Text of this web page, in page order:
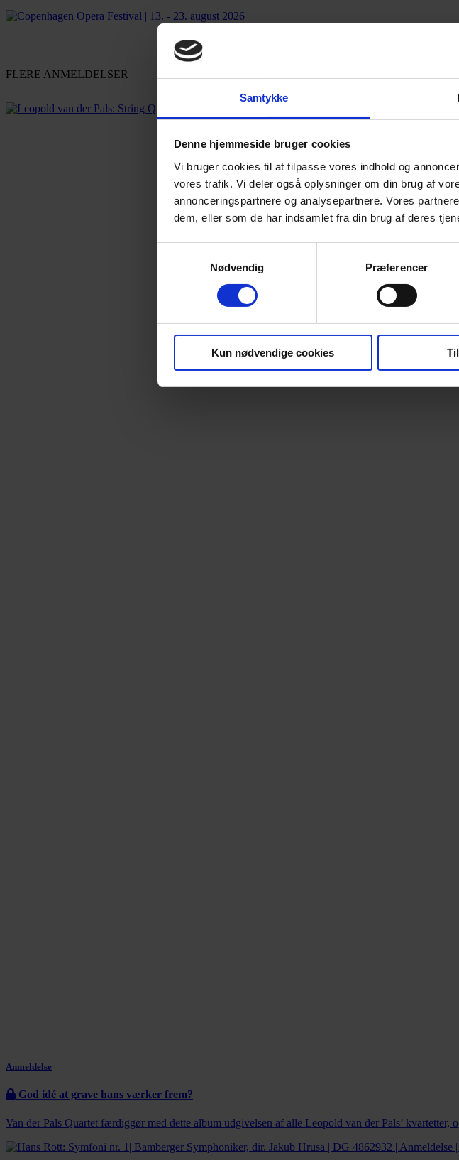
Samtykke
Denne hjemmeside bruger cookies
Vi bruger cookies til at tilpasse vores indhold og
vores trafik. Vi deler også oplysninger om din brug af
annonceringspartnere og analysepartnere. Vores
dem, eller som de har indsamlet fra din brug af deres
Nødvendig
Præferencer
Kun nødvendige cookies
FLERE ANMELDELSER
Anmeldelse
God idé at grave hans værker frem?
Van der Pals Quartet færdiggør med dette album udgivelsen af alle Leopold van der Pals’